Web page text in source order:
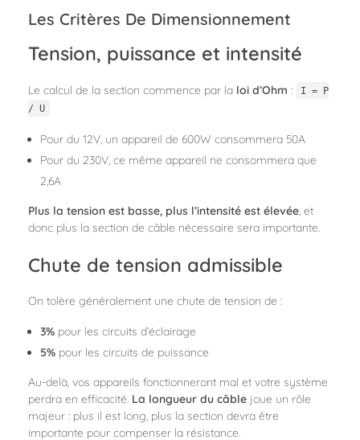
Les Critères De Dimensionnement
Tension, puissance et intensité
Le calcul de la section commence par la loi d’Ohm :
I = P
/ U
Pour du 12V, un appareil de 600W consommera 50A
Pour du 230V, ce même appareil ne consommera que
2,6A
Plus la tension est basse, plus l’intensité est élevée, et
donc plus la section de câble nécessaire sera importante.
Chute de tension admissible
On tolère généralement une chute de tension de :
3% pour les circuits d’éclairage
5% pour les circuits de puissance
Au-delà, vos appareils fonctionneront mal et votre système
perdra en efficacité. La longueur du câble joue un rôle
majeur : plus il est long, plus la section devra être
importante pour compenser la résistance.